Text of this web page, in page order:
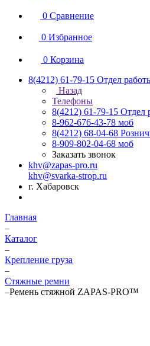
0 Сравнение
0 Избранное
0 Корзина
8(4212) 61-79-15 Отдел
Назад
Телефоны
8(4212) 61-79-15 Отдел
8-962-676-43-78 моб
8(4212) 68-04-68
8-909-802-04-68 моб
Заказать звонок
khv@zapas-pro.ru
khv@svarka-strop.ru
г. Хабаровск
Главная
–
Каталог
–
Крепление груза
–
Стяжные ремни
–Ремень стяжной ZAPAS-PRO™